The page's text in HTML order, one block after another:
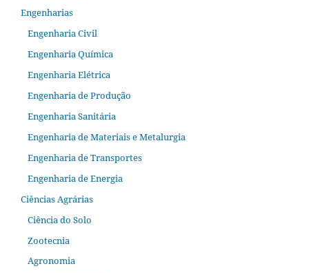
Engenharias
Engenharia Civil
Engenharia Química
Engenharia Elétrica
Engenharia de Produção
Engenharia Sanitária
Engenharia de Materiais e Metalurgia
Engenharia de Transportes
Engenharia de Energia
Ciências Agrárias
Ciência do Solo
Zootecnia
Agronomia